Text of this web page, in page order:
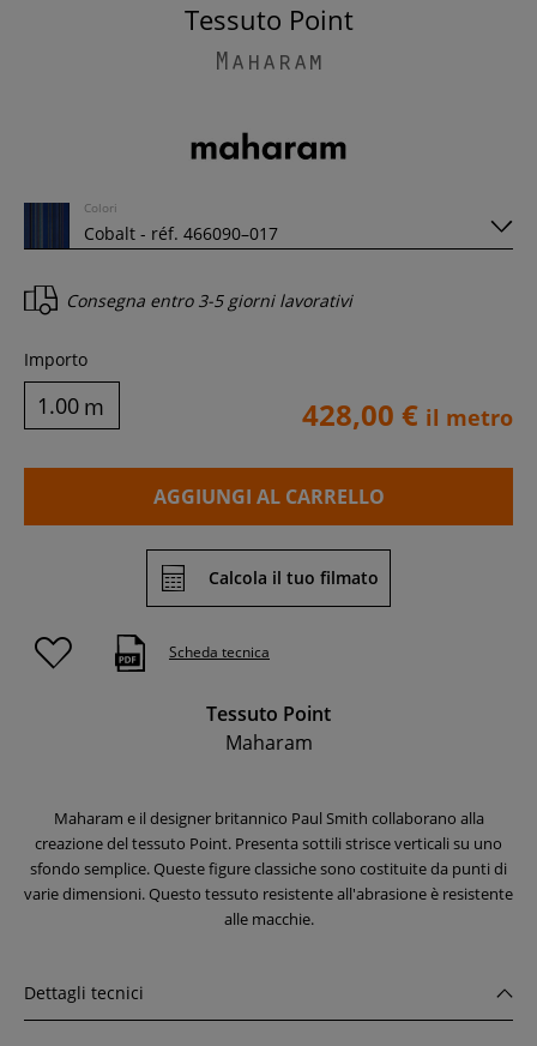
Tessuto Point
Maharam
Colori
Consegna entro 3-5 giorni lavorativi
Importo
m 428,00 € il metro
AGGIUNGI AL CARRELLO
Calcola il tuo filmato
Scheda tecnica
Tessuto Point
Maharam
Maharam e il designer britannico Paul Smith collaborano alla
creazione del tessuto Point. Presenta sottili strisce verticali su uno
sfondo semplice. Queste figure classiche sono costituite da punti di
varie dimensioni. Questo tessuto resistente all'abrasione è resistente
alle macchie.
Dettagli tecnici